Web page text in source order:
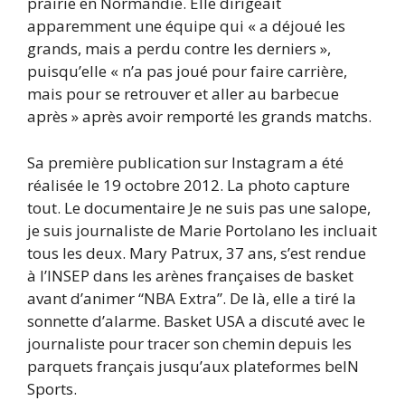
apparemment une équipe qui « a déjoué les
grands, mais a perdu contre les derniers »,
puisqu’elle « n’a pas joué pour faire carrière,
mais pour se retrouver et aller au barbecue
après » après avoir remporté les grands matchs.
Sa première publication sur Instagram a été
réalisée le 19 octobre 2012. La photo capture
tout. Le documentaire Je ne suis pas une salope,
je suis journaliste de Marie Portolano les incluait
tous les deux. Mary Patrux, 37 ans, s’est rendue
à l’INSEP dans les arènes françaises de basket
avant d’animer “NBA Extra”. De là, elle a tiré la
sonnette d’alarme. Basket USA a discuté avec le
journaliste pour tracer son chemin depuis les
parquets français jusqu’aux plateformes beIN
Sports.